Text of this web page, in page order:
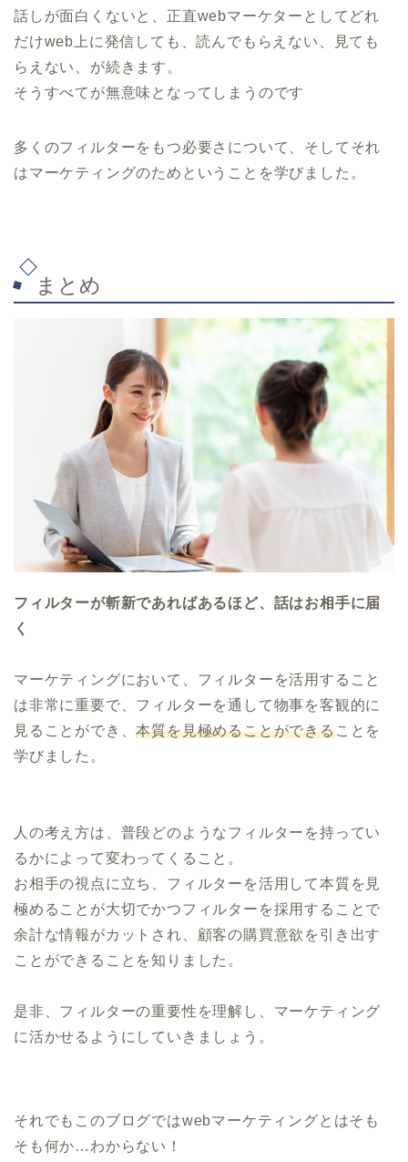
話しが面白くないと、正直webマーケターとしてどれ
だけweb上に発信しても、読んでもらえない、見ても
らえない、が続きます。
そうすべてが無意味となってしまうのです
多くのフィルターをもつ必要さについて、そしてそれ
はマーケティングのためということを学びました。
まとめ
フィルターが斬新であればあるほど、話はお相手に届
く
マーケティングにおいて、フィルターを活用すること
は非常に重要で、フィルターを通して物事を客観的に
見ることができ、本質を見極めることができることを
学びました。
人の考え方は、普段どのようなフィルターを持ってい
るかによって変わってくること。
お相手の視点に立ち、フィルターを活用して本質を見
極めることが大切でかつフィルターを採用することで
余計な情報がカットされ、顧客の購買意欲を引き出す
ことができることを知りました。
是非、フィルターの重要性を理解し、マーケティング
に活かせるようにしていきましょう。
それでもこのブログではwebマーケティングとはそも
そも何か…わからない！